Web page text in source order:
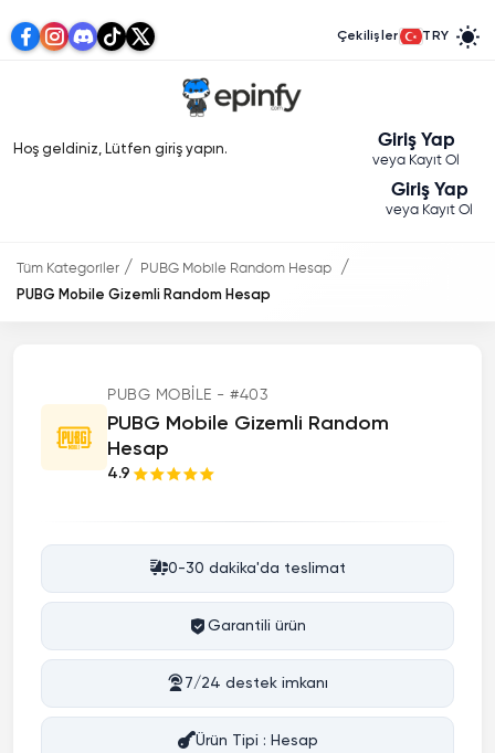
Çekilişler TRY
Hoş geldiniz, Lütfen giriş yapın. Giriş Yap
veya Kayıt Ol
Giriş Yap
veya Kayıt Ol
Tüm Kategoriler
PUBG Mobile Random Hesap
PUBG Mobile Gizemli Random Hesap
PUBG MOBILE - #403
PUBG Mobile Gizemli Random
Hesap
4.9
0-30 dakika'da teslimat
Garantili ürün
7/24 destek imkanı
Ürün Tipi : Hesap